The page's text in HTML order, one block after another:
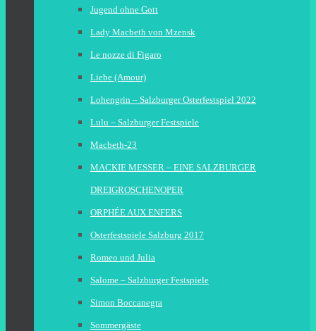
Jugend ohne Gott
Lady Macbeth von Mzensk
Le nozze di Figaro
Liebe (Amour)
Lohengrin – Salzburger Osterfestspiel 2022
Lulu – Salzburger Festspiele
Macbeth-23
MACKIE MESSER – EINE SALZBURGER
DREIGROSCHENOPER
ORPHÉE AUX ENFERS
Osterfestspiele Salzburg 2017
Romeo und Julia
Salome – Salzburger Festspiele
Simon Boccanegra
Sommergäste